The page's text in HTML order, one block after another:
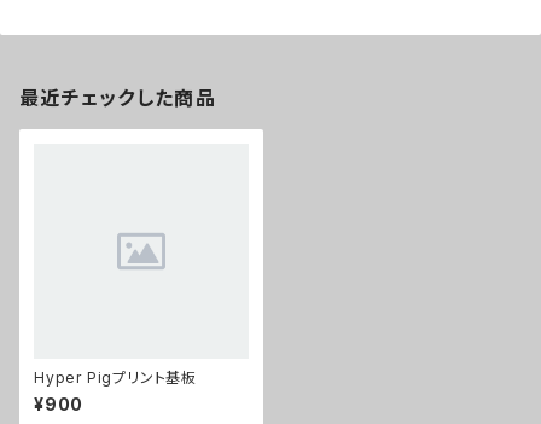
最近チェックした商品
Hyper Pigプリント基板
¥900